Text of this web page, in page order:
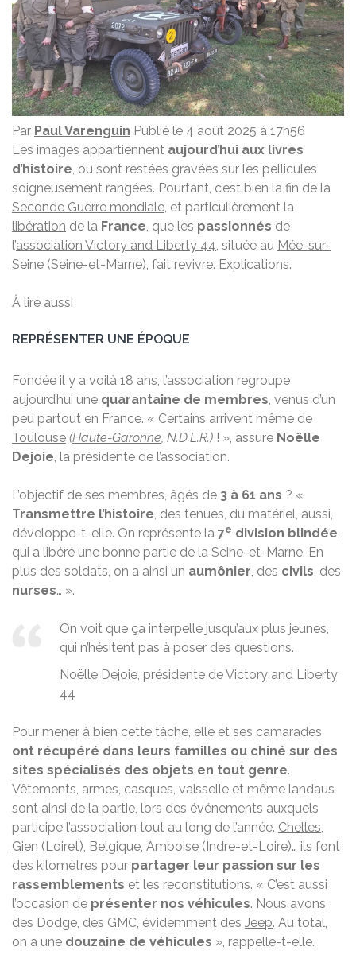
Par Paul Varenguin Publié le 4 août 2025 à 17h56
Les images appartiennent aujourd’hui aux livres
d’histoire, ou sont restées gravées sur les pellicules
soigneusement rangées. Pourtant, c’est bien la fin de la
Seconde Guerre mondiale, et particulièrement la
libération de la France, que les passionnés de
l’association Victory and Liberty 44, située au Mée-sur-
Seine (Seine-et-Marne), fait revivre. Explications.
À lire aussi
REPRÉSENTER UNE ÉPOQUE
Fondée il y a voilà 18 ans, l’association regroupe
aujourd’hui une quarantaine de membres, venus d’un
peu partout en France. « Certains arrivent même de
Toulouse (Haute-Garonne, N.D.L.R.) ! », assure Noëlle
Dejoie, la présidente de l’association.
L’objectif de ses membres, âgés de 3 à 61 ans ? «
Transmettre l’histoire, des tenues, du matériel, aussi,
développe-t-elle. On représente la 7e division blindée,
qui a libéré une bonne partie de la Seine-et-Marne. En
plus des soldats, on a ainsi un aumônier, des civils, des
nurses… ».
On voit que ça interpelle jusqu’aux plus jeunes,
qui n’hésitent pas à poser des questions.
Noëlle Dejoie, présidente de Victory and Liberty
44
Pour mener à bien cette tâche, elle et ses camarades
ont récupéré dans leurs familles ou chiné sur des
sites spécialisés des objets en tout genre.
Vêtements, armes, casques, vaisselle et même landaus
sont ainsi de la partie, lors des événements auxquels
participe l’association tout au long de l’année. Chelles,
Gien (Loiret), Belgique, Amboise (Indre-et-Loire)… ils font
des kilomètres pour partager leur passion sur les
rassemblements et les reconstitutions. « C’est aussi
l’occasion de présenter nos véhicules. Nous avons
des Dodge, des GMC, évidemment des Jeep. Au total,
on a une douzaine de véhicules », rappelle-t-elle.